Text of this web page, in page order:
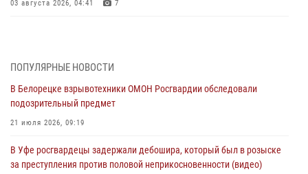
03 августа 2026, 04:41 7
03 августа 2026, 04:30 8
В Башкирии росгвардейцы провели волейбольный турнир на
открытом воздухе
03 августа 2026, 04:29
В Уфе росгвардейцы по горячим следам задержали
подозреваемого в открытом хищении из аптеки (видео)
ПОПУЛЯРНЫЕ НОВОСТИ
В Белорецке взрывотехники ОМОН Росгвардии обследовали
подозрительный предмет
21 июля 2026, 09:19
В Уфе росгвардецы задержали дебошира, который был в розыске
за преступления против половой неприкосновенности (видео)